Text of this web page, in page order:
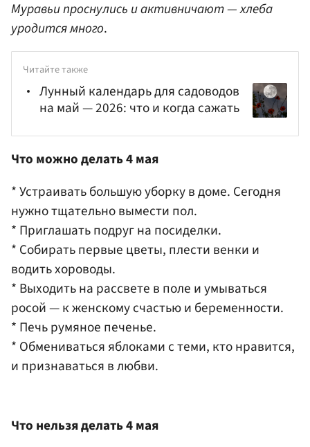
Муравьи проснулись и активничают — хлеба
уродится много.
Читайте также
Лунный календарь для садоводов
на май — 2026: что и когда сажать
Что можно делать 4 мая
* Устраивать большую уборку в доме. Сегодня
нужно тщательно вымести пол.
* Приглашать подруг на посиделки.
* Собирать первые цветы, плести венки и
водить хороводы.
* Выходить на рассвете в поле и умываться
росой — к женскому счастью и беременности.
* Печь румяное печенье.
* Обмениваться яблоками с теми, кто нравится,
и признаваться в любви.
Что нельзя делать 4 мая